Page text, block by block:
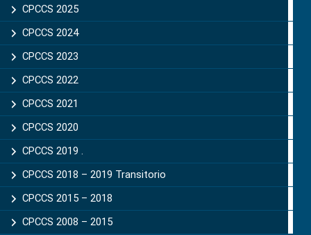
CPCCS 2025
CPCCS 2024
CPCCS 2023
CPCCS 2022
CPCCS 2021
CPCCS 2020
CPCCS 2019 .
CPCCS 2018 – 2019 Transitorio
CPCCS 2015 – 2018
CPCCS 2008 – 2015